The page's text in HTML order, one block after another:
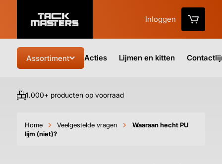
Inloggen
Assortiment Acties Lijmen en kitten
1.000+ producten op voorraad
Home Veelgestelde vragen
Waaraan hecht PU
lijm (niet)?